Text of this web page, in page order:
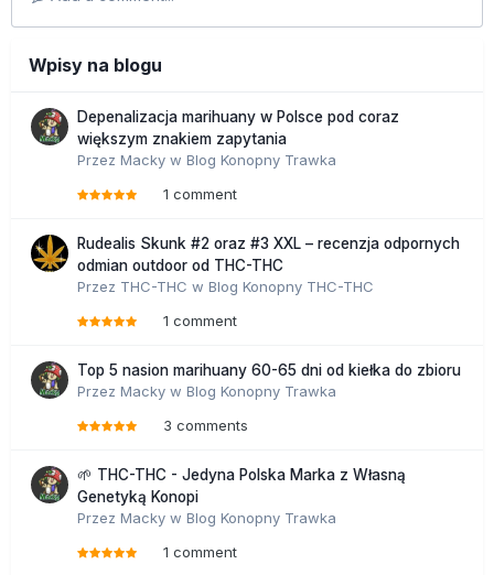
Wpisy na blogu
Depenalizacja marihuany w Polsce pod coraz
większym znakiem zapytania
Przez Macky w Blog Konopny Trawka
1 comment
Rudealis Skunk #2 oraz #3 XXL – recenzja odpornych
odmian outdoor od THC-THC
Przez THC-THC w Blog Konopny THC-THC
1 comment
Top 5 nasion marihuany 60-65 dni od kiełka do zbioru
Przez Macky w Blog Konopny Trawka
3 comments
🌱 THC-THC - Jedyna Polska Marka z Własną
Genetyką Konopi
Przez Macky w Blog Konopny Trawka
1 comment